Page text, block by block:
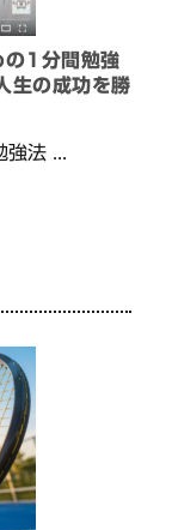
の1分間勉強
生の成功を勝
法 ...